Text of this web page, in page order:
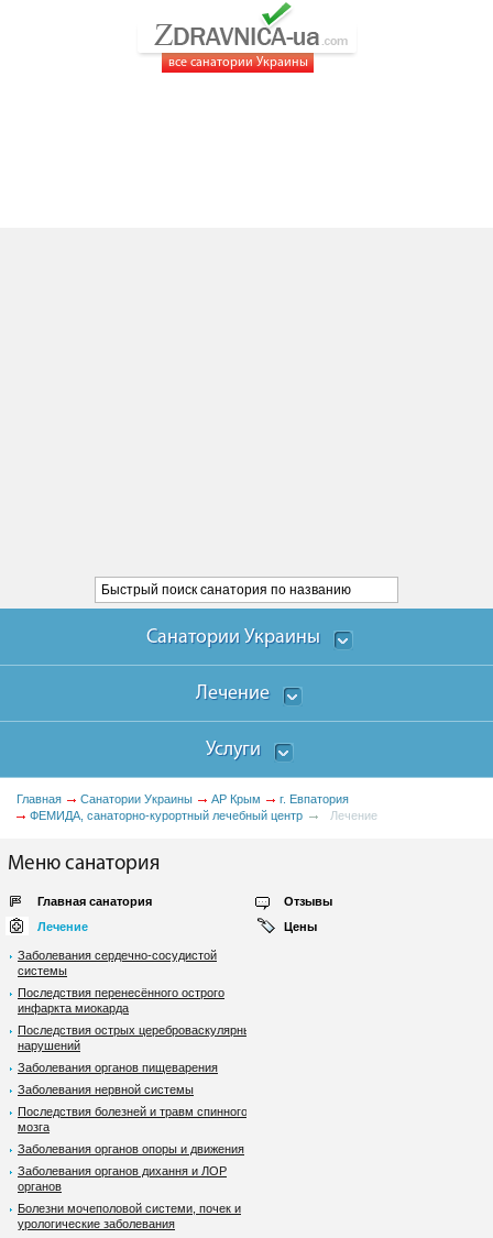
все санатории Украины
Санатории Украины
Лечение
Услуги
Главная Санатории Украины АР Крым
г. Евпатория
ФЕМИДА, санаторно-курортный лечебный центр
Лечение
Меню санатория
Главная санатория
Отзывы
Лечение
Заболевания сердечно-сосудистой
системы
Последствия перенесённого острого
инфаркта миокарда
Последствия острых цереброваскулярных
нарушений
Заболевания органов пищеварения
Заболевания нервной системы
Последствия болезней и травм спинного
мозга
Заболевания органов опоры и движения
Заболевания органов дихання и ЛОР
органов
Болезни мочеполовой системи, почек и
урологические заболевания
Цены